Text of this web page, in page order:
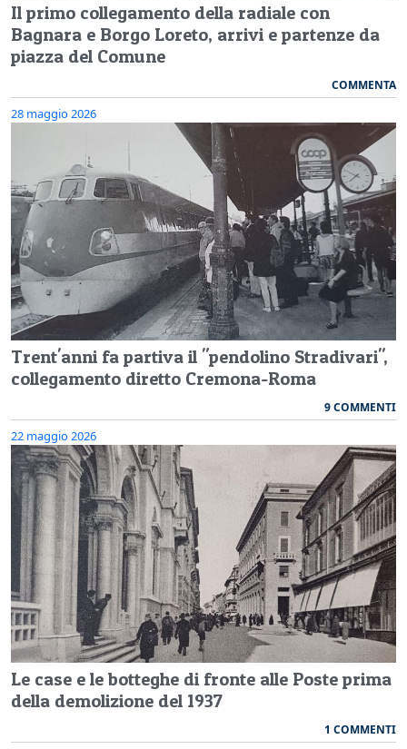
Il primo collegamento della radiale con
Bagnara e Borgo Loreto, arrivi e partenze da
piazza del Comune
COMMENTA
28 maggio 2026
Trent'anni fa partiva il "pendolino Stradivari",
collegamento diretto Cremona-Roma
9 COMMENTI
22 maggio 2026
Le case e le botteghe di fronte alle Poste prima
della demolizione del 1937
1 COMMENTI